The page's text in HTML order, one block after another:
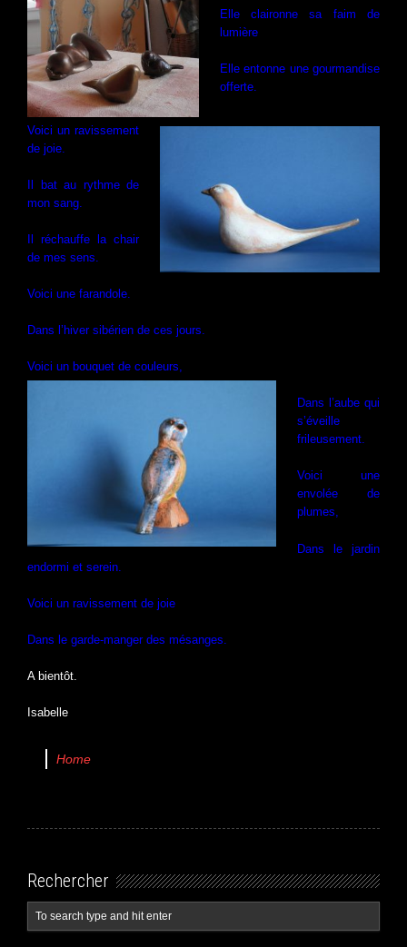
Elle claironne sa faim de
lumière
Elle entonne une gourmandise
offerte.
Voici un ravissement
de joie.
Il bat au rythme de
mon sang.
Il réchauffe la chair
de mes sens.
Voici une farandole.
Dans l’hiver sibérien de ces jours.
Voici un bouquet de couleurs,
Dans l’aube qui
s’éveille
frileusement.
Voici une
envolée de
plumes,
Dans le jardin
endormi et serein.
Voici un ravissement de joie
Dans le garde-manger des mésanges.
A bientôt.
Isabelle
Home
Rechercher